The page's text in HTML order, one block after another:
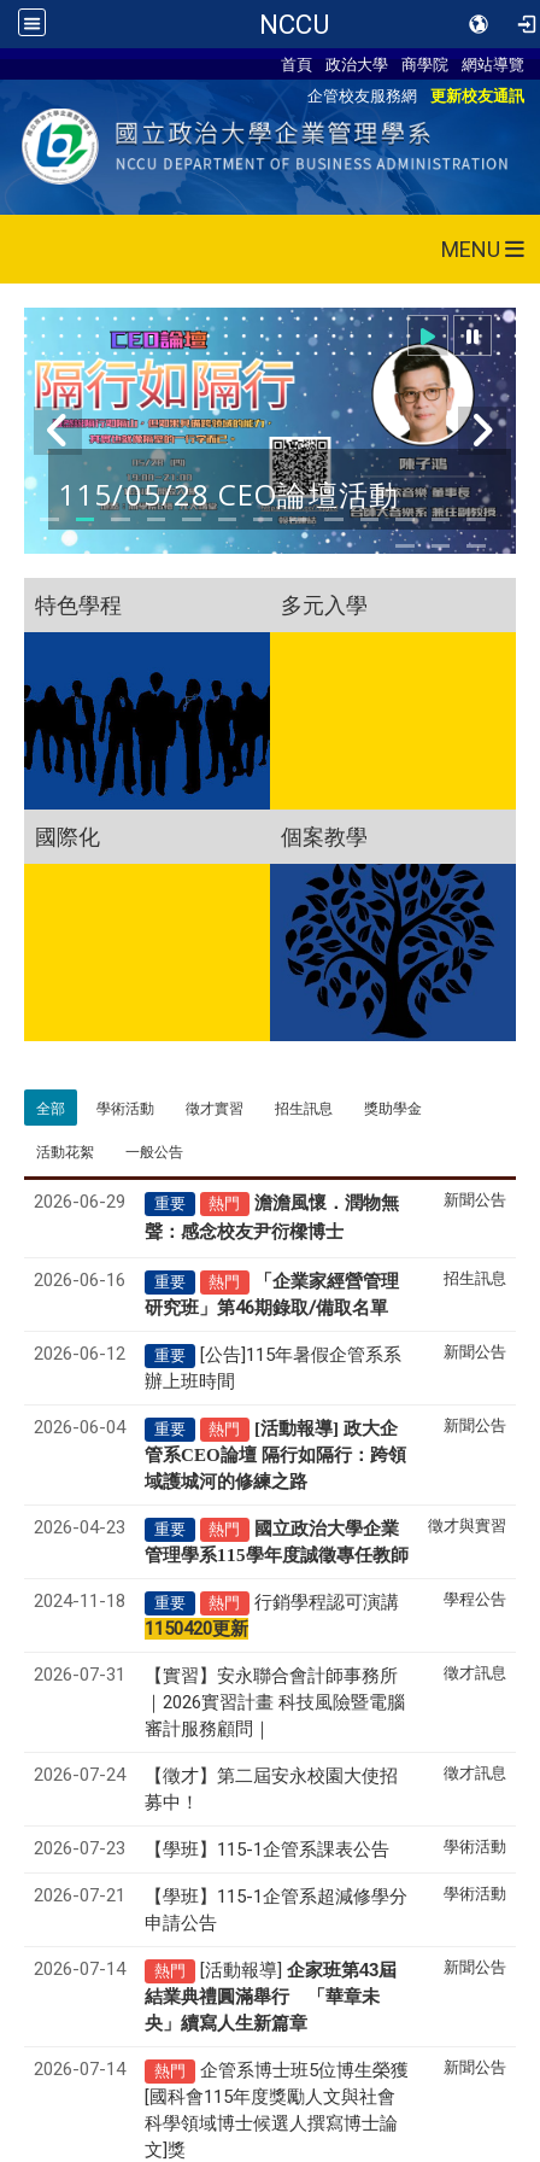
NCCU
首頁 政治大學 商學院
網站導覽
企管校友服務網
更新校友通訊
MENU
115/05/28 CEO論壇活動
特色學程 多元入學
國際化 個案教學
全部 學術活動 徵才實習 招生訊息 獎助學金
活動花絮 一般公告
2026-06-29 重要 熱門
澹澹風懷．潤物無
聲 ： 感念校友尹衍樑博士
新聞公告
2026-06-16 重要 熱門
「企業家經營管理
研究班」第46期錄取/備取名單
招生訊息
2026-06-12 重要
[公告]115年暑假企管系系
辦上班時間
新聞公告
2026-06-04 重要 熱門
[活動報導] 政大企
管系CEO論壇 隔行如隔行：跨領
域護城河的修練之路
新聞公告
2026-04-23 重要 熱門
國立政治大學企業
管理學系115學年度誠徵專任教師
徵才與實習
2024-11-18 重要 熱門
行銷學程認可演講
1150420更新
學程公告
2026-07-31
【實習】安永聯合會計師事務所
｜2026實習計畫 科技風險暨電腦
審計服務顧問｜
徵才訊息
2026-07-24 【徵才】 第二屆安永校園大使招
募中！
徵才訊息
2026-07-23 【學班】115-1企管系課表公告 學術活動
2026-07-21
【學班】115-1企管系超減修學分
申請公告
學術活動
2026-07-14 熱門 [活動報導] 企家班第43屆
結業典禮圓滿舉行 「華章未
央」續寫人生新篇章
新聞公告
2026-07-14 熱門
企管系博士班5位博生榮獲
[國科會115年度獎勵人文與社會
科學領域博士候選人撰寫博士論
文]獎
新聞公告